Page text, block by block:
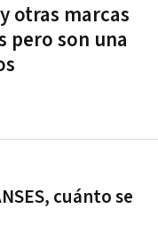
otras marcas
pero son una
cuánto se